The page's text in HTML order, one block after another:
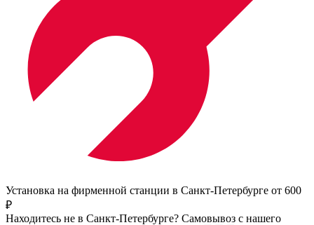
Установка на фирменной станции в Санкт-Петербурге от 600
₽
Находитесь не в Санкт-Петербурге? Самовывоз с нашего